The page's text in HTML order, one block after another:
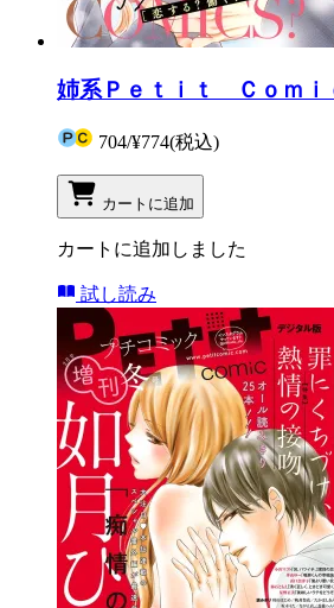
姉系Ｐｅｔｉｔ Ｃｏｍｉ
704/¥774(税込)
カートに追加
カートに追加しました
試し読み